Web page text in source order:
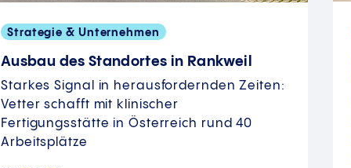
Strategie & Unternehmen
Ausbau des Standortes in Rankweil
Starkes Signal in herausfordernden Zeiten:
Vetter schafft mit klinischer
Fertigungsstätte in Österreich rund 40
Arbeitsplätze